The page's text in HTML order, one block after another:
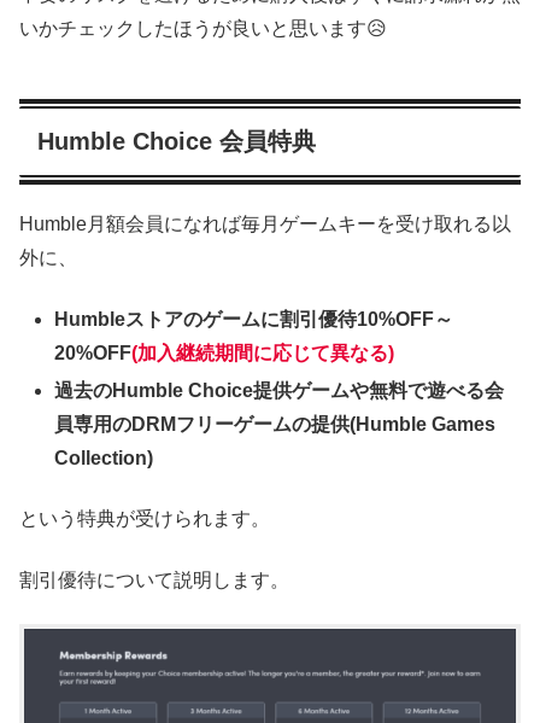
いかチェックしたほうが良いと思います😥
Humble Choice 会員特典
Humble月額会員になれば毎月ゲームキーを受け取れる以
外に、
Humbleストアのゲームに割引優待10%OFF～
20%OFF(加入継続期間に応じて異なる)
過去のHumble Choice提供ゲームや無料で遊べる会
員専用のDRMフリーゲームの提供(Humble Games
Collection)
という特典が受けられます。
割引優待について説明します。